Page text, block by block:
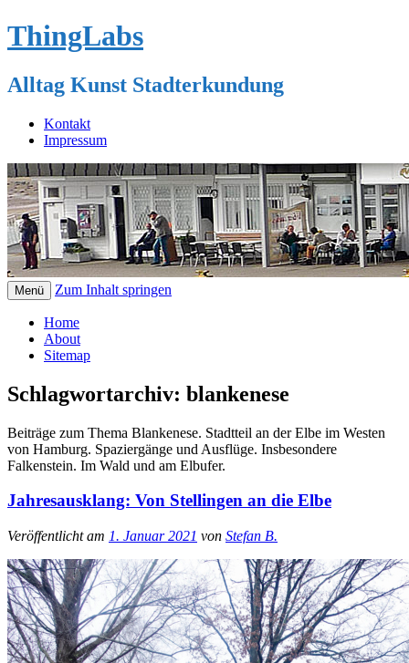
ThingLabs
Alltag Kunst Stadterkundung
Kontakt
Impressum
Menü Zum Inhalt springen
Home
About
Sitemap
Schlagwortarchiv: blankenese
Beiträge zum Thema Blankenese. Stadtteil an der Elbe im Westen
von Hamburg. Spaziergänge und Ausflüge. Insbesondere
Falkenstein. Im Wald und am Elbufer.
Jahresausklang: Von Stellingen an die Elbe
Veröffentlicht am 1. Januar 2021 von Stefan B.